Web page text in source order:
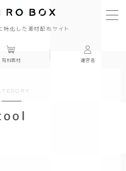
化した素材配布サイト
有料素材 運営者